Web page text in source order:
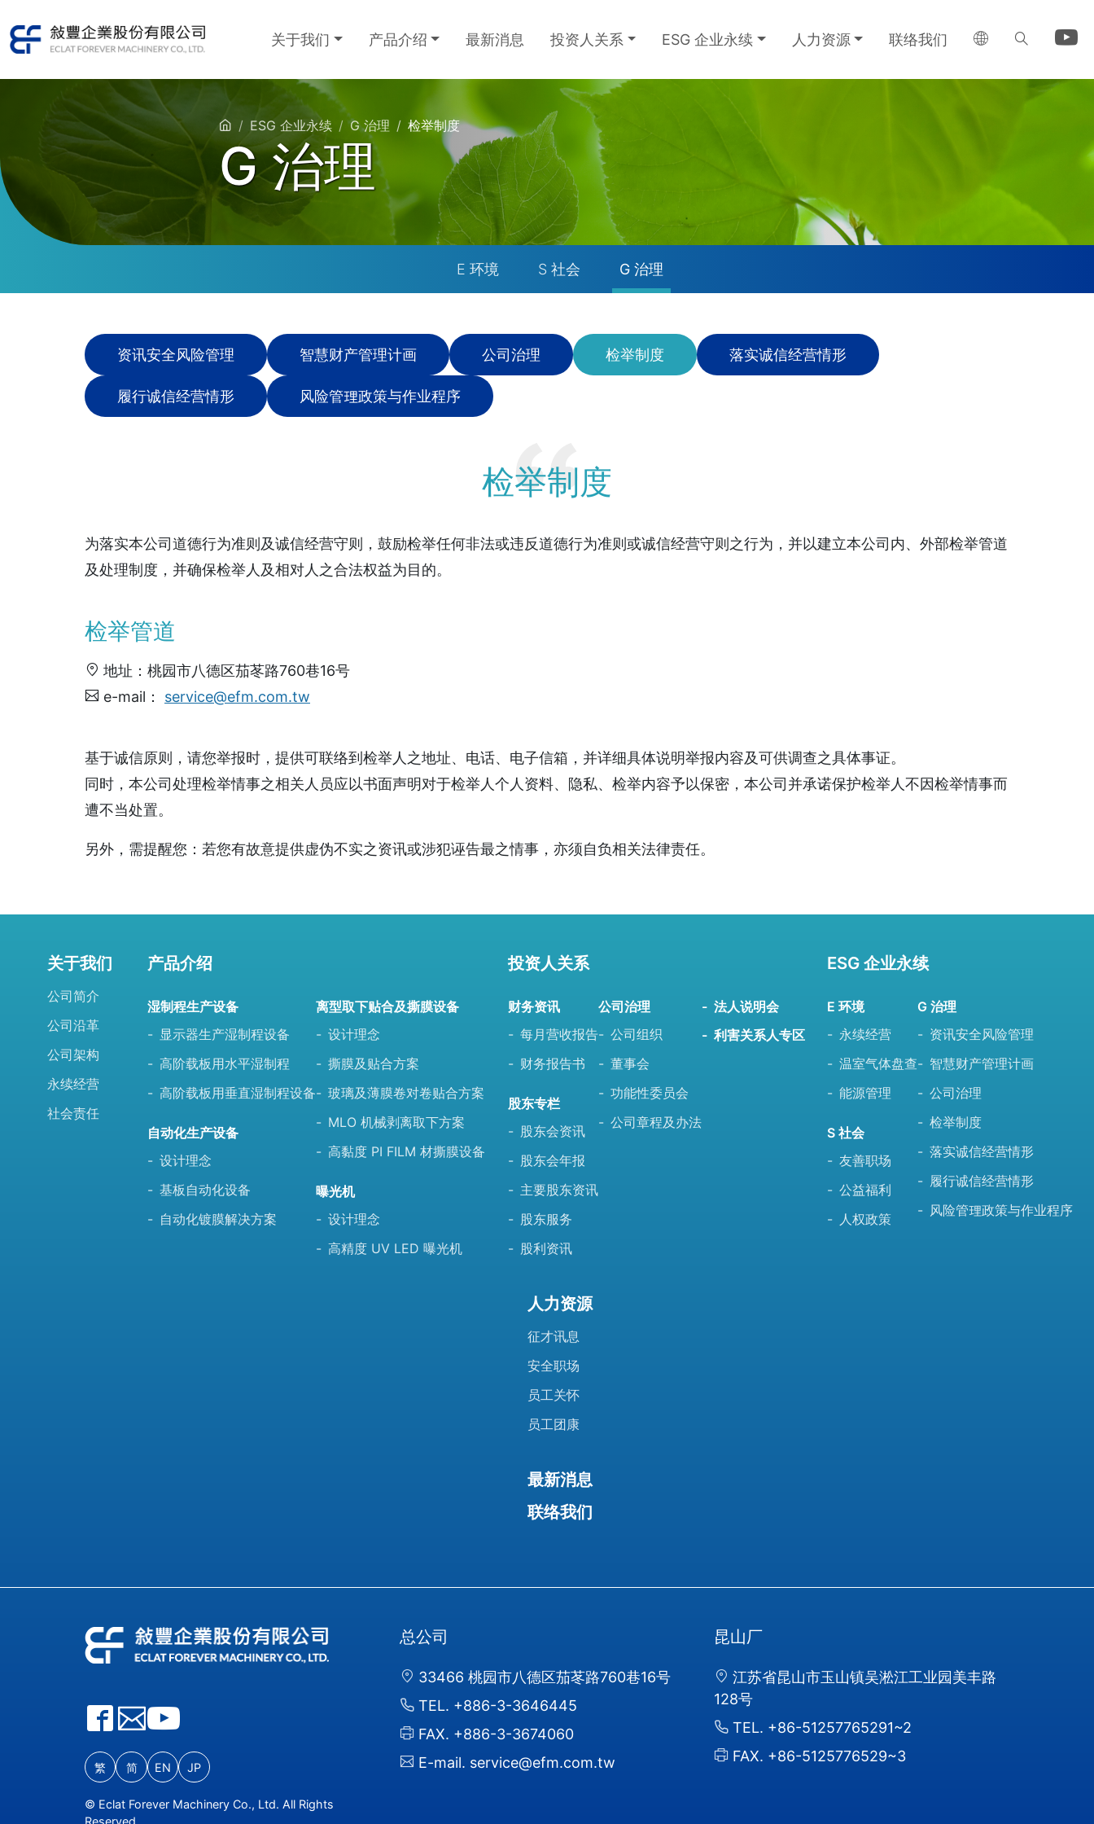
关于我们 产品介绍 最新消息 投资人关系 ESG 企业永续 人力资源 联络我们
ESG 企业永续 G 治理 检举制度
G 治理
E 环境 S 社会 G 治理
资讯安全风险管理 智慧财产管理计画 公司治理 检举制度 落实诚信经营情形
履行诚信经营情形 风险管理政策与作业程序
检举制度
为落实本公司道德行为准则及诚信经营守则，鼓励检举任何非法或违反道德行为准则或诚信经营守则之行为，并以建立本公司内、外部检举管道
及处理制度，并确保检举人及相对人之合法权益为目的。
检举管道
地址：桃园市八德区茄苳路760巷16号
e-mail： service@efm.com.tw
基于诚信原则，请您举报时，提供可联络到检举人之地址、电话、电子信箱，并详细具体说明举报内容及可供调查之具体事证。
同时，本公司处理检举情事之相关人员应以书面声明对于检举人个人资料、隐私、检举内容予以保密，本公司并承诺保护检举人不因检举情事而
遭不当处置。
另外，需提醒您：若您有故意提供虚伪不实之资讯或涉犯诬告最之情事，亦须自负相关法律责任。
关于我们
公司简介
公司沿革
公司架构
永续经营
社会责任
产品介绍
湿制程生产设备
显示器生产湿制程设备
高阶载板用水平湿制程
高阶载板用垂直湿制程设备
自动化生产设备
设计理念
基板自动化设备
自动化镀膜解决方案
离型取下贴合及撕膜设备
设计理念
撕膜及贴合方案
玻璃及薄膜卷对卷贴合方案
MLO 机械剥离取下方案
高黏度 PI FILM 材撕膜设备
曝光机
设计理念
高精度 UV LED 曝光机
投资人关系
财务资讯
每月营收报告
财务报告书
股东专栏
股东会资讯
股东会年报
主要股东资讯
股东服务
股利资讯
公司治理
公司组织
董事会
功能性委员会
公司章程及办法
法人说明会
利害关系人专区
ESG 企业永续
E 环境
永续经营
温室气体盘查
能源管理
S 社会
友善职场
公益福利
人权政策
G 治理
资讯安全风险管理
智慧财产管理计画
公司治理
检举制度
落实诚信经营情形
履行诚信经营情形
风险管理政策与作业程序
人力资源
征才讯息
安全职场
员工关怀
员工团康
最新消息
联络我们
繁 简 EN JP
© Eclat Forever Machinery Co., Ltd. All Rights
Reserved
总公司
33466 桃园市八德区茄苳路760巷16号
TEL. +886-3-3646445
FAX. +886-3-3674060
E-mail. service@efm.com.tw
昆山厂
江苏省昆山市玉山镇吴淞江工业园美丰路
128号
TEL. +86-51257765291~2
FAX. +86-5125776529~3